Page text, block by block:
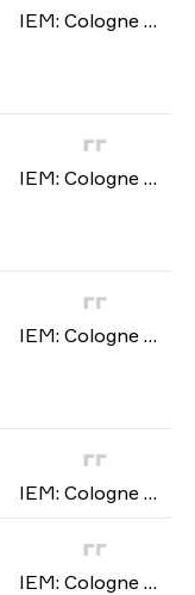
IEM: Cologne Major 2026
IEM: Cologne Major 2026
IEM: Cologne Major 2026
IEM: Cologne Major 2026
IEM: Cologne Major 2026